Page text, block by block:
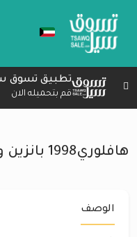
تطبيق تسوق
قم بتحميله الان
هافلوري1998 بانزين وكالة
الوصف